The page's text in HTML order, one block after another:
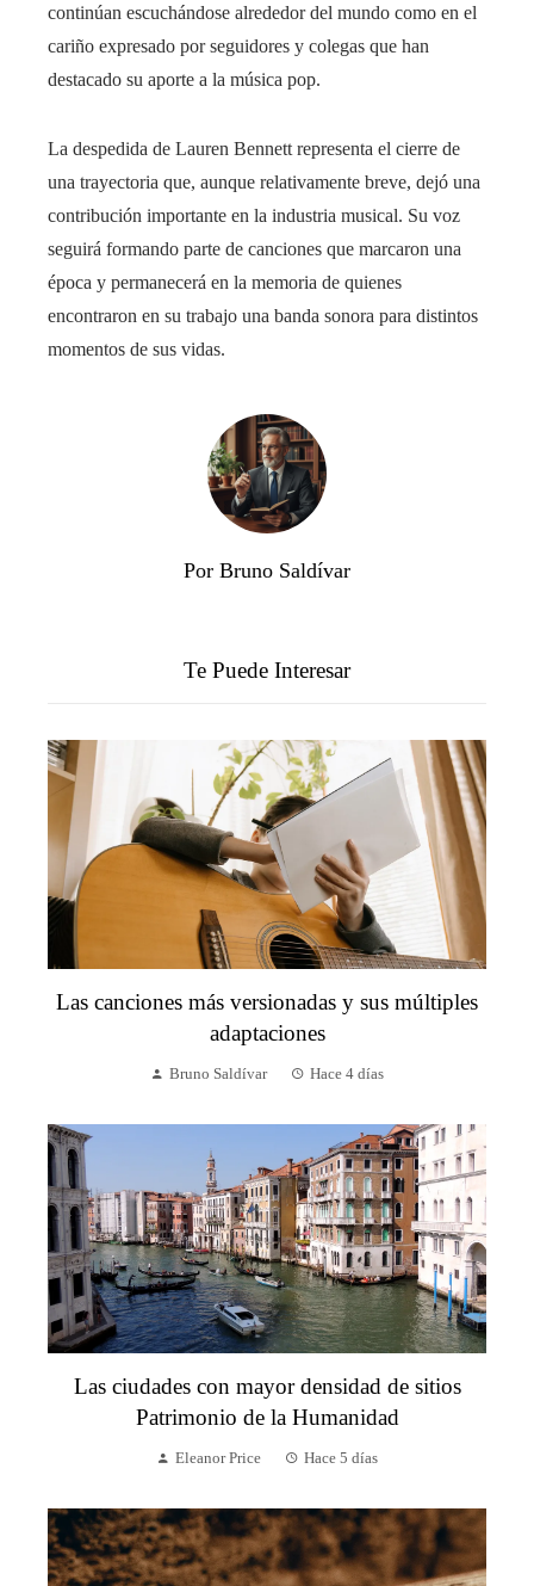
continúan escuchándose alrededor del mundo como en el
cariño expresado por seguidores y colegas que han
destacado su aporte a la música pop.
La despedida de Lauren Bennett representa el cierre de
una trayectoria que, aunque relativamente breve, dejó una
contribución importante en la industria musical. Su voz
seguirá formando parte de canciones que marcaron una
época y permanecerá en la memoria de quienes
encontraron en su trabajo una banda sonora para distintos
momentos de sus vidas.
Por Bruno Saldívar
Te Puede Interesar
Las canciones más versionadas y sus múltiples
adaptaciones
Bruno Saldívar Hace 4 días
Las ciudades con mayor densidad de sitios
Patrimonio de la Humanidad
Eleanor Price Hace 5 días